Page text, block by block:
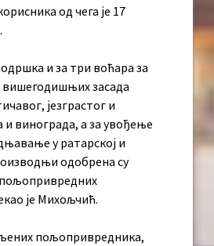
од чега је 17
и за три воћара за
засада
језграстог и
и винограда, а за увођење
у ратарској и
одобрена су
је Михољчић.
пољопривредника,